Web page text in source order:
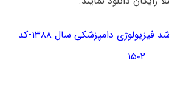
دریافت سوال کنکور ارشد فیزیولوژی دامپزشکی سال ۱۳۸۸-کد
۱۵۰۲